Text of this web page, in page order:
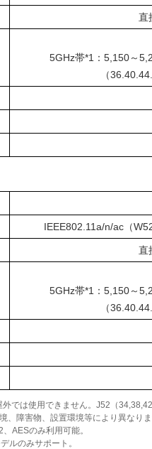
直
5GHz帯*1 ：5,150～
（
IEEE802.11a/n/ac（
直
5GHz帯*1 ：5,150～
（
では使用できません。J52（
、障害物、設置環境等により異なりま
AESのみ利用可能。
ルのみサポート。